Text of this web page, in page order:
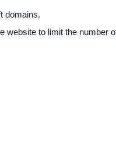
domains.
to limit the number